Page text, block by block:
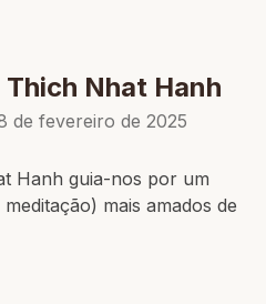
Nhat Hanh
de fevereiro de 2025
Hanh guia-nos por um
mais amados de